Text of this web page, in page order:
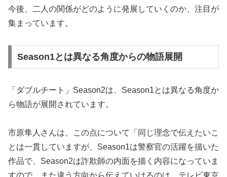
今後、二人の関係がどのように発展していくのか、注目が
集まっています。
Season1とは異なる角度からの物語展開
「ダブルチート」Season2は、Season1とは異なる角度か
ら物語が展開されています。
市原隼人さんは、この点について「同じ理念で伝えたいこ
とは一貫していますが、Season1は警察官の活躍を描いた
作品で、Season2は詐欺師の内面を描く内容になっていま